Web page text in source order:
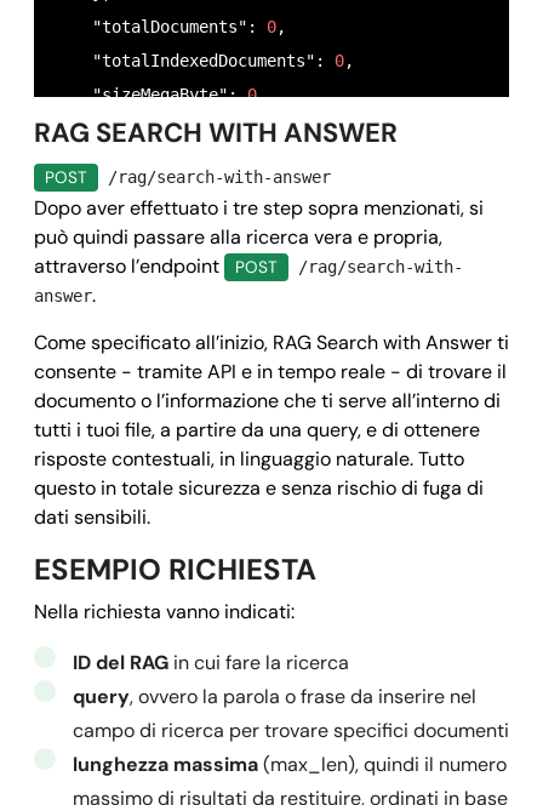
    "totalDocuments":
0,
    "totalIndexedDocuments":
0,
    "sizeMegaByte":
0,
    "createdAt":
"2025-09-04T10:55:37.306Z"
    "updatedAt":
    "callback": {
      "method":
"POST",
      "field":
"string",
      "url":
      "data":
{}
    }
  },
  "success":
true,
  "message":
"",
  "error":
null
RAG SEARCH WITH ANSWER
POST /rag/search-with-answer
Dopo aver effettuato i tre step sopra menzionati, si
può quindi passare alla ricerca vera e propria,
attraverso l’endpoint
POST
/rag/search-with-
answer.
Come specificato all’inizio, RAG Search with Answer ti
consente - tramite API e in tempo reale - di trovare il
documento o l’informazione che ti serve all’interno di
tutti i tuoi file, a partire da una query, e di ottenere
risposte contestuali, in linguaggio naturale. Tutto
questo in totale sicurezza e senza rischio di fuga di
dati sensibili.
ESEMPIO RICHIESTA
Nella richiesta vanno indicati:
ID del RAG in cui fare la ricerca
query, ovvero la parola o frase da inserire nel
campo di ricerca per trovare specifici documenti
lunghezza massima(max_len), quindi il numero
massimo di risultati da restituire, ordinati in base